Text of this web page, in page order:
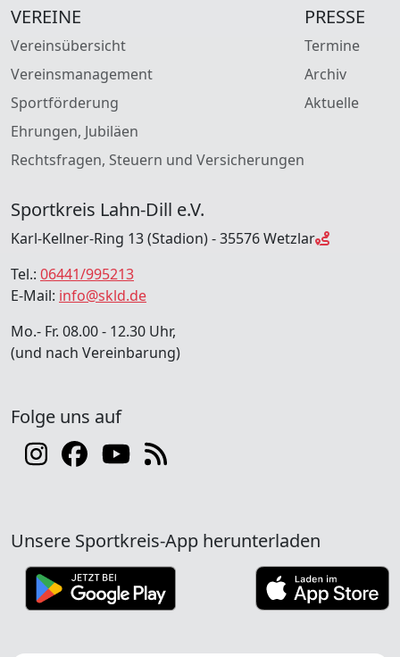
VEREINE
Vereinsübersicht
Vereinsmanagement
Sportförderung
Ehrungen, Jubiläen
Rechtsfragen, Steuern und Versicherungen
PRESSE
Termine
Archiv
Aktuelle
Sportkreis Lahn-Dill e.V.
Karl-Kellner-Ring 13 (Stadion) - 35576 Wetzlar
Tel.: 06441/995213
E-Mail: info@skld.de
Mo.- Fr. 08.00 - 12.30 Uhr,
(und nach Vereinbarung)
Folge uns auf
Unsere Sportkreis-App herunterladen